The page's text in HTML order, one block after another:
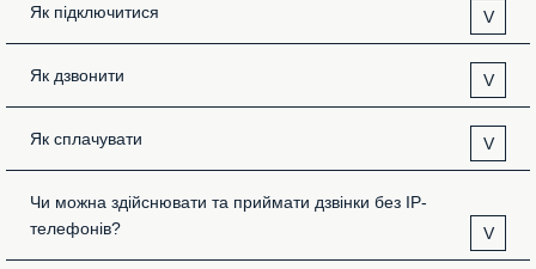
Як підключитися V
Як дзвонити V
Як сплачувати V
Чи можна здійснювати та приймати дзвінки без IP-
телефонів?
V